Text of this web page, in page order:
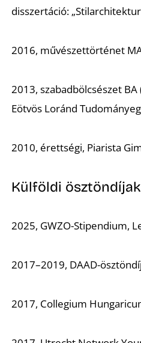
disszertáció:
2016, művészettörténet
2013, szabadbölcsészet
Eötvös Loránd
2010, érettségi, Piarista
Külföldi
2025, GWZO-Stipendium,
2017–2019, DAAD-
2017, Collegium